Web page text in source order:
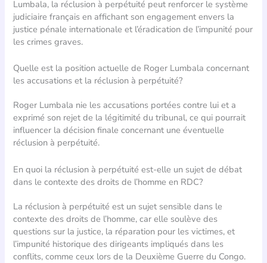
Lumbala, la réclusion à perpétuité peut renforcer le système
judiciaire français en affichant son engagement envers la
justice pénale internationale et l’éradication de l’impunité pour
les crimes graves.
Quelle est la position actuelle de Roger Lumbala concernant
les accusations et la réclusion à perpétuité?
Roger Lumbala nie les accusations portées contre lui et a
exprimé son rejet de la légitimité du tribunal, ce qui pourrait
influencer la décision finale concernant une éventuelle
réclusion à perpétuité.
En quoi la réclusion à perpétuité est-elle un sujet de débat
dans le contexte des droits de l’homme en RDC?
La réclusion à perpétuité est un sujet sensible dans le
contexte des droits de l’homme, car elle soulève des
questions sur la justice, la réparation pour les victimes, et
l’impunité historique des dirigeants impliqués dans les
conflits, comme ceux lors de la Deuxième Guerre du Congo.